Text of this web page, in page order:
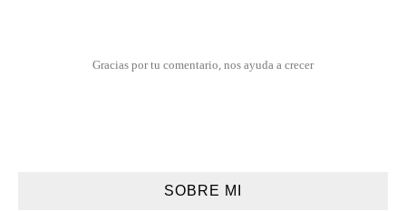
Gracias por tu comentario, nos ayuda a crecer
SOBRE MI